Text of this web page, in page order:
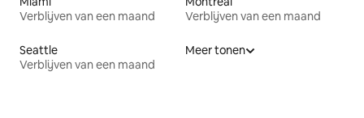
Verblijven van een maand
Verblijven van een maand
Seattle
Verblijven van een maand
Meer tonen